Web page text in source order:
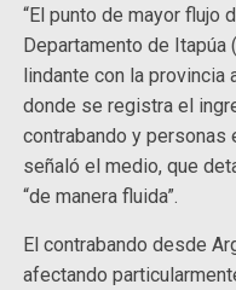
“El punto de mayor flujo
Departamento de Itapúa
lindante con la
donde se registra el
contrabando y personas
señaló el medio, que
“de manera fluida”.
El contrabando desde
afectando